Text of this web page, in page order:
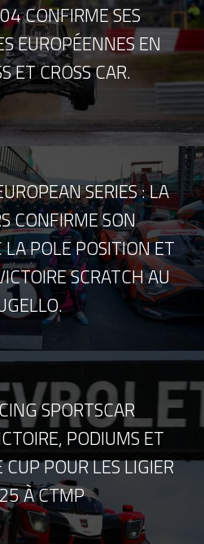
CONFIRME SES
EUROPÉENNES EN
ET CROSS CAR.
SERIES : LA
CONFIRME SON
POLE POSITION ET
SCRATCH AU
SPORTSCAR
PODIUMS ET
POUR LES LIGIER
À CTMP